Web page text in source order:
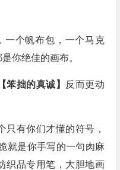
一个帆布包，一个马克
你绝佳的画布。
【笨拙的真诚】 反而更动
只有你们才懂的符号，
就是你手写的一句肉麻
织品专用笔，大胆地画